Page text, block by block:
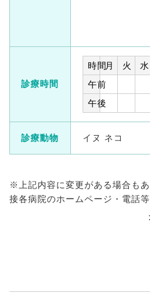
診療時間
時間月 火 水
午前
午後
診療動物 イヌ ネコ
※上記内容に変更がある場合も
接各病院のホームページ・電話